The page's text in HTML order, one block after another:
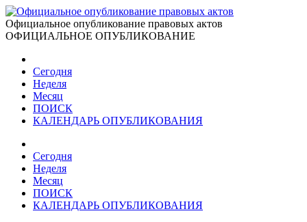
Официальное опубликование правовых актов
ОФИЦИАЛЬНОЕ ОПУБЛИКОВАНИЕ
Сегодня
Неделя
Месяц
ПОИСК
КАЛЕНДАРЬ ОПУБЛИКОВАНИЯ
Сегодня
Неделя
Месяц
ПОИСК
КАЛЕНДАРЬ ОПУБЛИКОВАНИЯ